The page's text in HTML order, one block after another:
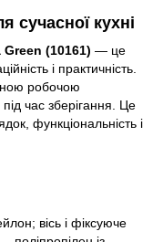
сучасної кухні
(10161) — це
і практичність.
робочою
час зберігання. Це
функціональність і
вісь і фіксуюче